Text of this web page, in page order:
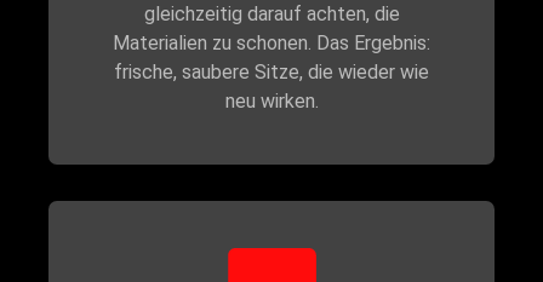
gleichzeitig darauf achten, die
Materialien zu schonen. Das Ergebnis:
frische, saubere Sitze, die wieder wie
neu wirken.